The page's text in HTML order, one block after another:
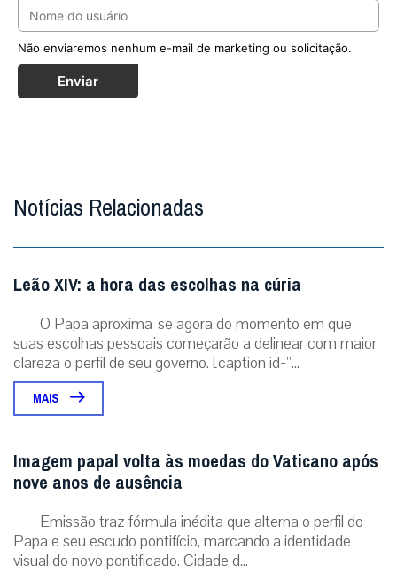
Não enviaremos nenhum e-mail de marketing ou solicitação.
Enviar
Notícias Relacionadas
Leão XIV: a hora das escolhas na cúria
O Papa aproxima-se agora do momento em que
suas escolhas pessoais começarão a delinear com maior
clareza o perfil de seu governo. [caption id=”...
MAIS
Imagem papal volta às moedas do Vaticano após
nove anos de ausência
Emissão traz fórmula inédita que alterna o perfil do
Papa e seu escudo pontifício, marcando a identidade
visual do novo pontificado. Cidade d...